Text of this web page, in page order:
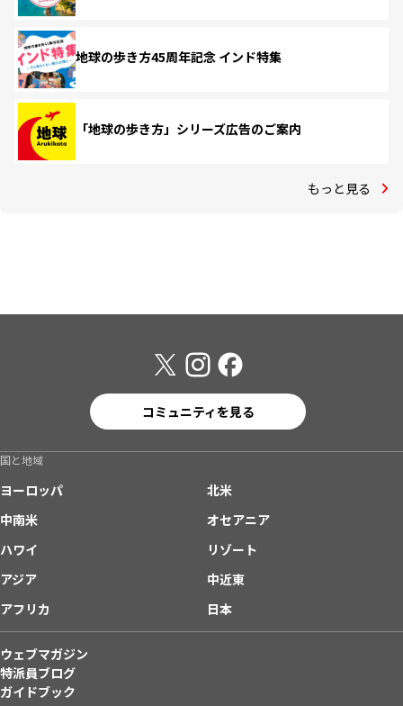
地球の歩き方45周年記念 インド特集
「地球の歩き方」シリーズ広告のご案内
もっと見る
コミュニティを見る
国と地域
ヨーロッパ
北米
中南米
オセアニア
ハワイ
リゾート
アジア
中近東
アフリカ
日本
ウェブマガジン
特派員ブログ
ガイドブック